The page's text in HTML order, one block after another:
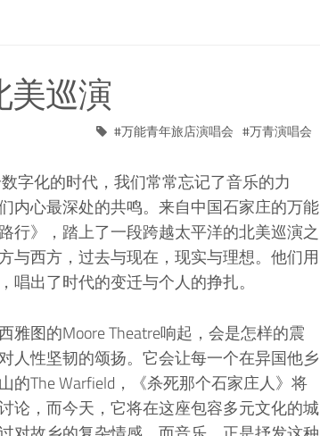
美巡演
万能青年旅店演唱会 万青演唱会
字化的时代，我们常常忘记了音乐的力
内心最深处的共鸣。来自中国石家庄的万能
行》，踏上了一段跨越太平洋的北美巡演之
与西方，过去与现在，现实与理想。他们用
出了时代的变迁与个人的挣扎。
图的Moore Theatre响起，会是怎样的震
人性坚韧的颂扬。它会让每一个在异国他乡
The Warfield，《杀死那个石家庄人》将
论，而今天，它将在这座包容多元文化的城